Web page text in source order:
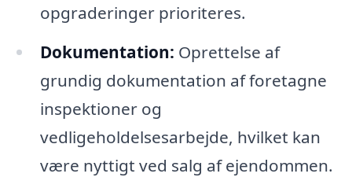
opgraderinger prioriteres.
Dokumentation: Oprettelse af
grundig dokumentation af foretagne
inspektioner og
vedligeholdelsesarbejde, hvilket kan
være nyttigt ved salg af ejendommen.